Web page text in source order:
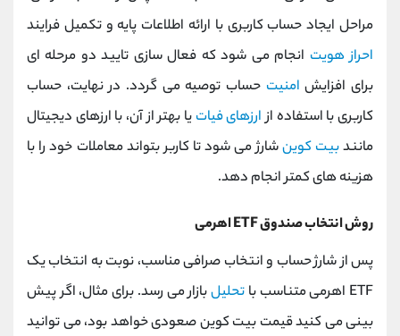
مراحل ایجاد حساب کاربری با ارائه اطلاعات پایه و تکمیل فرایند
احراز هویت انجام می ‌شود که فعال ‌سازی تایید دو مرحله ‌ای
برای افزایش امنیت حساب توصیه می‌ گردد. در نهایت، حساب
کاربری با استفاده ازارزهای فیات یا بهتر از آن، با ارزهای دیجیتال
مانندبیت‌ کوینشارژ می ‌شود تا کاربر بتواند معاملات خود را با
هزینه‌ های کمتر انجام دهد.
روش انتخاب صندوق ETF‌ اهرمی
پس از شارژ حساب و انتخاب صرافی مناسب، نوبت به انتخاب یک
ETF اهرمی متناسب با
تحلیلبازار می‌ رسد. برای مثال، اگر پیش
‌بینی می ‌کنید قیمت بیت‌ کوین صعودی خواهد بود، می ‌توانید